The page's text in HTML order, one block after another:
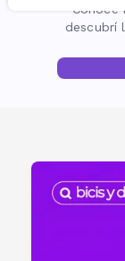
descubrí